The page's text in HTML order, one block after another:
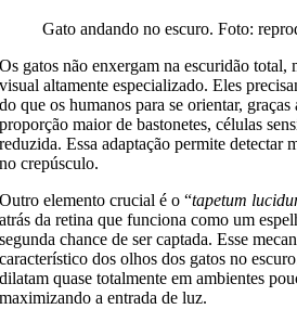
Gato andando no escuro. Foto:
Os gatos não enxergam na escuridão total,
visual altamente especializado. Eles
do que os humanos para se orientar,
proporção maior de bastonetes, células
reduzida. Essa adaptação permite detectar
no crepúsculo.
Outro elemento crucial é o “tapetum
atrás da retina que funciona como um
segunda chance de ser captada. Esse
característico dos olhos dos gatos no
dilatam quase totalmente em ambientes
maximizando a entrada de luz.